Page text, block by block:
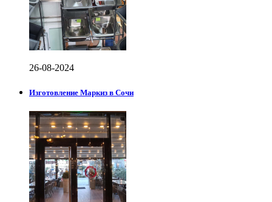
26-08-2024
Изготовление Маркиз в Сочи